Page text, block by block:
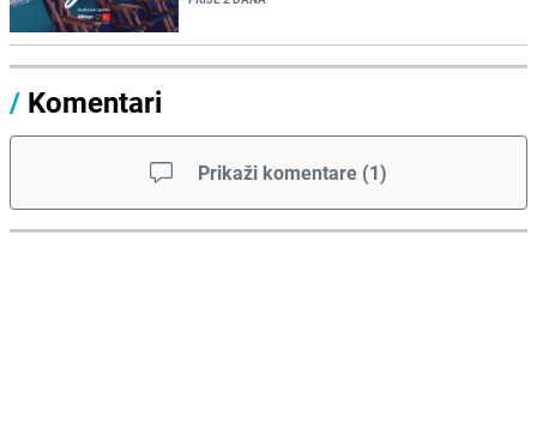
/ Komentari
Prikaži komentare (1)